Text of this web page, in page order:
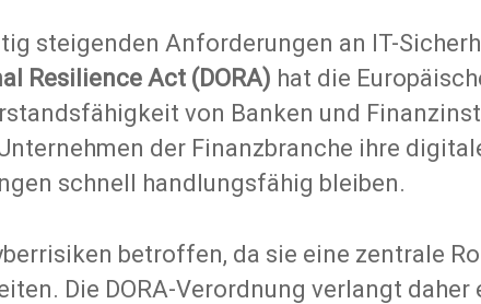
steigenden Anforderungen an IT-
Resilience Act (DORA) hat die
von Banken und
der Finanzbranche ihre
schnell handlungsfähig bleiben.
betroffen, da sie eine zentrale
Die DORA-Verordnung verlangt daher